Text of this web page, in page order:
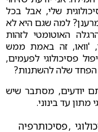
שלי, אבל בכל
למה שגם היא לא
האוטומטי לזהות
'וואו, זה באמת ממש
פסיכולוגי לפעמים,
הפחד שלה להשתנות?
יודעים, מסתבר שיש
עד בינוני.
,פסיכותרפיה